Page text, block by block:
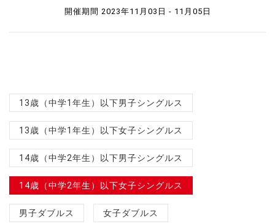
開催期間 2023年11月03日 - 11月05日
13歳（中学1年生）以下男子シングルス
13歳（中学1年生）以下女子シングルス
14歳（中学2年生）以下男子シングルス
14歳（中学2年生）以下女子シングルス
男子ダブルス 女子ダブルス